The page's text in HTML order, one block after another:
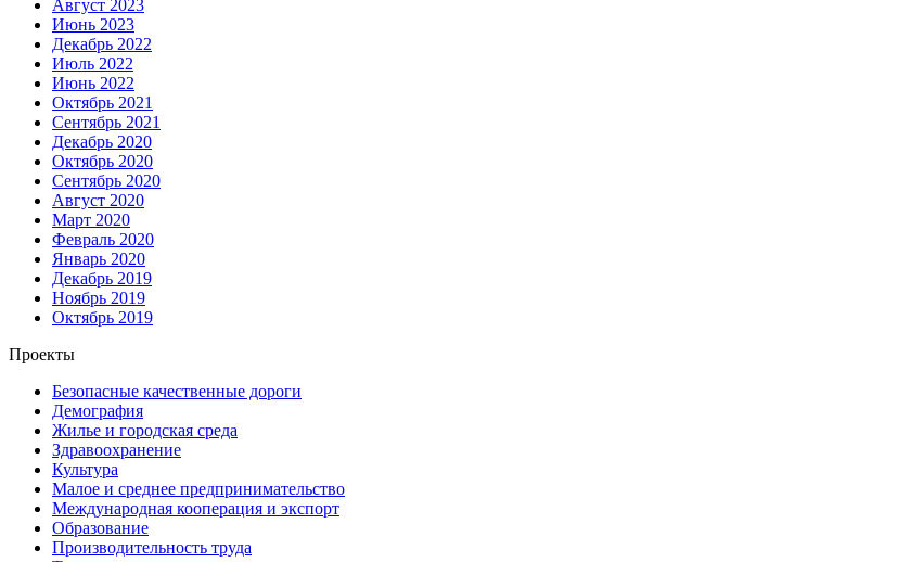
Август 2023
Июнь 2023
Декабрь 2022
Июль 2022
Июнь 2022
Октябрь 2021
Сентябрь 2021
Декабрь 2020
Октябрь 2020
Сентябрь 2020
Август 2020
Март 2020
Февраль 2020
Январь 2020
Декабрь 2019
Ноябрь 2019
Октябрь 2019
Проекты
Безопасные качественные дороги
Демография
Жилье и городская среда
Здравоохранение
Культура
Малое и среднее предпринимательство
Международная кооперация и экспорт
Образование
Производительность труда